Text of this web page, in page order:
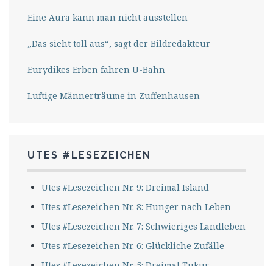
Eine Aura kann man nicht ausstellen
„Das sieht toll aus“, sagt der Bildredakteur
Eurydikes Erben fahren U-Bahn
Luftige Männerträume in Zuffenhausen
UTES #LESEZEICHEN
Utes #Lesezeichen Nr. 9: Dreimal Island
Utes #Lesezeichen Nr. 8: Hunger nach Leben
Utes #Lesezeichen Nr. 7: Schwieriges Landleben
Utes #Lesezeichen Nr. 6: Glückliche Zufälle